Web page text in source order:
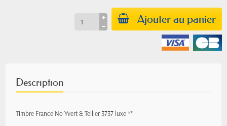
Ajouter au panier
Description
Timbre France No Yvert & Tellier 3737 luxe **